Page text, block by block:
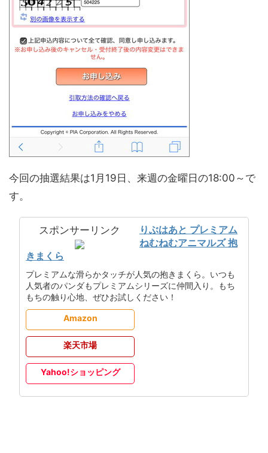
今回の抽選結果は1月19日、来週の金曜日の18:00～で
す。
スポンサーリンク
りぶはあと プレミアム
ねむねむアニマルズ 抱
きまくら
プレミアムな滑らかタッチが人気の抱きまくら。いつも
人気者のパンダもプレミアムシリーズに仲間入り。もち
もちの触り心地、ぜひお試しください！
Amazon
楽天市場
Yahoo!ショッピング